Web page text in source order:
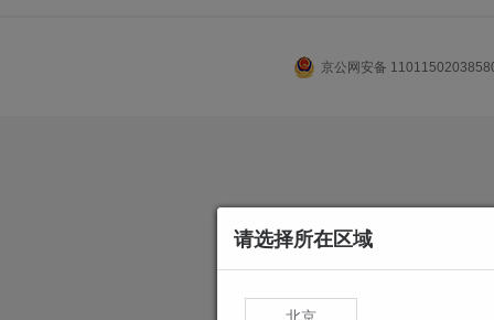
京公网安备
请选择所在区域
北京